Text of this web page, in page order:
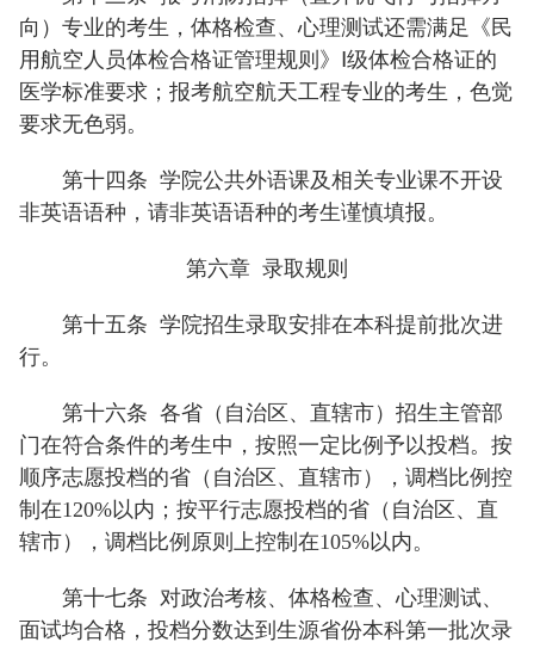
向）专业的考生，体格检查、心理测试还需满足《民
用航空人员体检合格证管理规则》Ⅰ级体检合格证的
医学标准要求；报考航空航天工程专业的考生，色觉
要求无色弱。
第十四条 学院公共外语课及相关专业课不开设
非英语语种，请非英语语种的考生谨慎填报。
第六章 录取规则
第十五条 学院招生录取安排在本科提前批次进
行。
第十六条 各省（自治区、直辖市）招生主管部
门在符合条件的考生中，按照一定比例予以投档。按
顺序志愿投档的省（自治区、直辖市），调档比例控
制在120%以内；按平行志愿投档的省（自治区、直
辖市），调档比例原则上控制在105%以内。
第十七条 对政治考核、体格检查、心理测试、
面试均合格，投档分数达到生源省份本科第一批次录